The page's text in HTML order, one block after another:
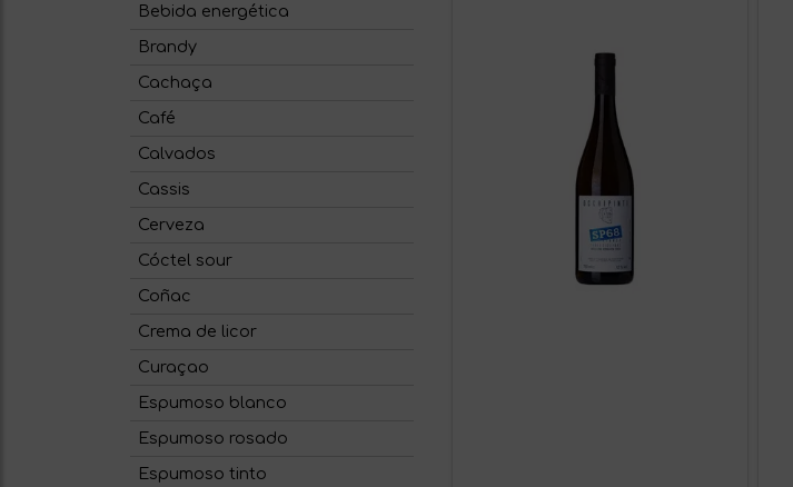
Bebida energética
Brandy
Cachaça
Café
Calvados
Cassis
Cerveza
Cóctel sour
Coñac
Crema de licor
Curaçao
Espumoso blanco
Espumoso rosado
Espumoso tinto